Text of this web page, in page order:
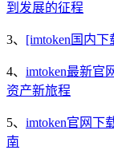
到发展的征程
3、 [imtoken国内
4、 imtoken最新官
资产新旅程
5、 imtoken官网下
南